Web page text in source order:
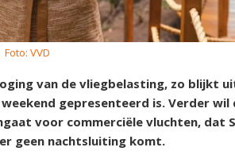
Foto: VVD
van de vliegbelasting, zo blijkt
gepresenteerd is. Verder
voor commerciële vluchten, dat
geen nachtsluiting komt.